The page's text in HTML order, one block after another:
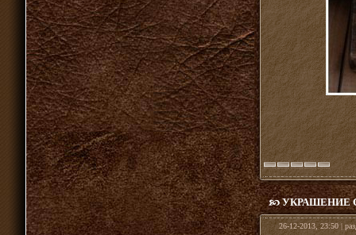
УКРАШЕНИЕ
26-12-2013, 23:50 |